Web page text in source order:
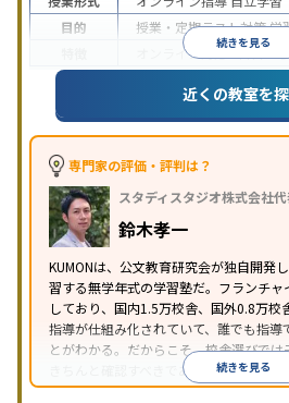
続きを見る
目的
授業・定期テスト対策学
オンライン対応1科目から
近くの教室を
専門家の評価・評判は？
スタディスタジオ株式会社
鈴木孝一
KUMONは、公文教育研究会が独自開発
習する無学年式の学習塾だ。フランチ
しており、国内1.5万校舎、国外0.8万校
指導が仕組み化されていて、誰でも指導
とがわかる。だからこそ、校舎選びで
きちんと確認すべきである。近所に2校
方見学してみることをオススメする。
続きを見る